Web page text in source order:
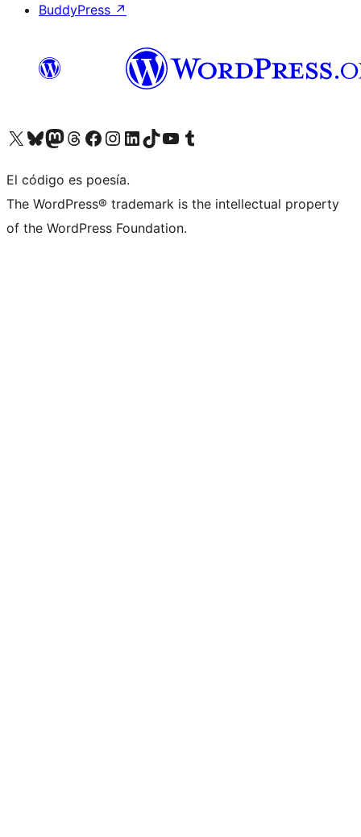
BuddyPress ↗
Visita nuestra cuenta de X (anteriormente Twitter)
Visita nuestra cuenta de Bluesky
Visita nuestra cuenta de Mastodon
Visita nuestra cuenta de Threads
Visita nuestra página de Facebook
Visita nuestra cuenta de Instagram
Visita nuestra cuenta de LinkedIn
Visita nuestra cuenta de TikTok
Visita nuestro canal de YouTube
Visita nuestra cuenta de Tumblr
El código es poesía.
The WordPress® trademark is the intellectual property
of the WordPress Foundation.